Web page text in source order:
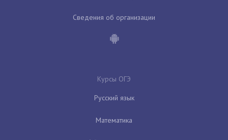
Сведения об организации
Курсы ОГЭ
Русский язык
Математика